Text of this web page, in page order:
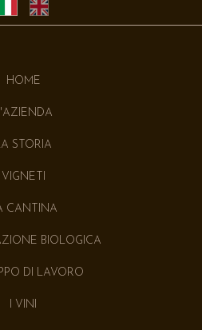
HOME
STORIA
VIGNETI
CANTINA
BIOLOGICA
DI LAVORO
I VINI